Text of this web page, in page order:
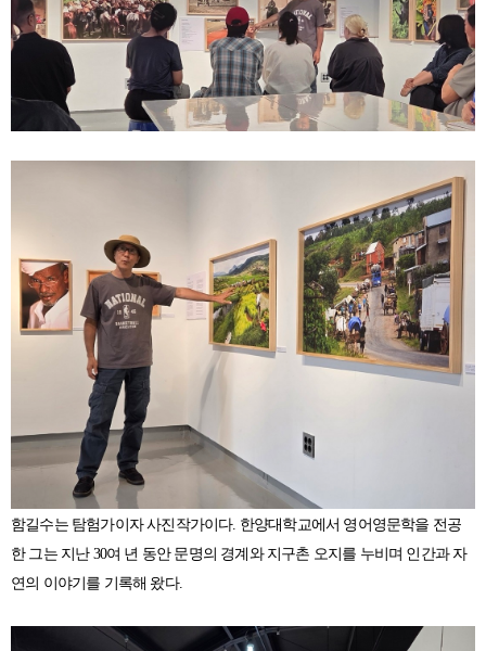
함길수는 탐험가이자 사진작가이다. 한양대학교에서 영어영문학을 전공
한 그는 지난 30여 년 동안 문명의 경계와 지구촌 오지를 누비며 인간과 자
연의 이야기를 기록해 왔다.